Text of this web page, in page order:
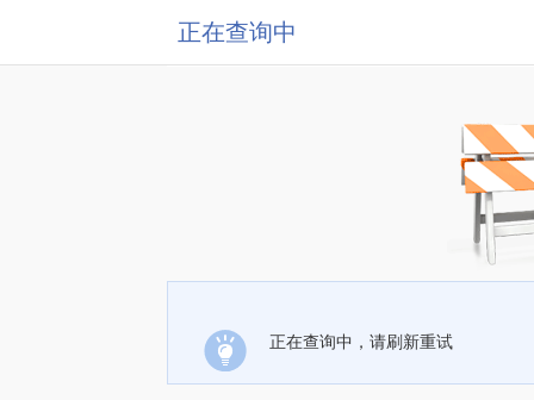
正在查询中
正在查询中，请刷新重试